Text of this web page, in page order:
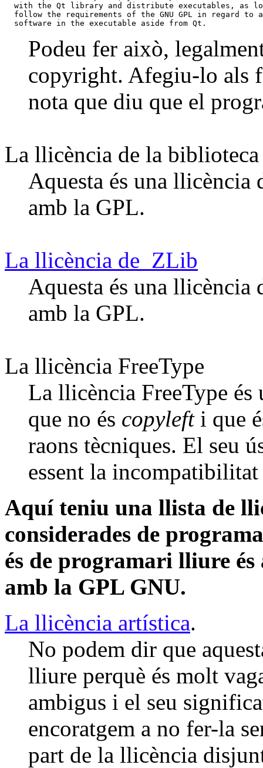
with the Qt library and distribute executables, as
follow the requirements of the GNU GPL in regard
software in the executable aside from Qt.
Podeu fer això,
copyright. Afegiu-lo als
nota que diu que el
La llicència de la
Aquesta és una
amb la GPL.
La llicència de ZLib
Aquesta és una
amb la GPL.
La llicència FreeType
La llicència FreeType
que no és copylefti que
raons tècniques. El seu
essent la
Aquí teniu una llista de
considerades de
és de programari lliure
amb la GPL GNU.
La llicència artística.
No podem dir que
lliure perquè és molt
ambigus i el seu
encoratgem a no fer-la
part de la llicència